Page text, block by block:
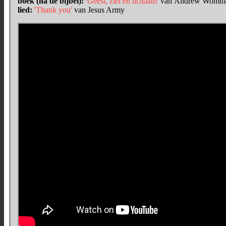
lied: 'Thank you' van Jesus Army